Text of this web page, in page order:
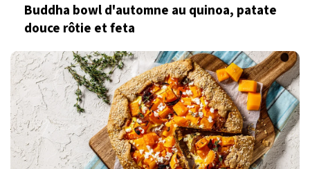
Buddha bowl d'automne au quinoa, patate
douce rôtie et feta